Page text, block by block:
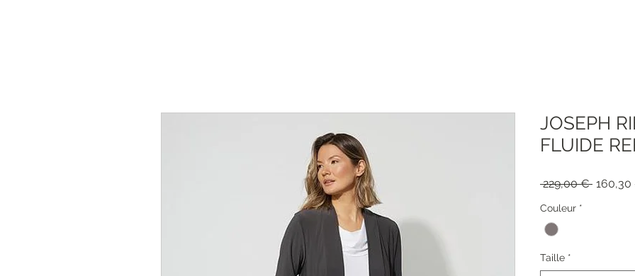
JOSEPH
FLUIDE
229,00 €
Couleur *
Taille *